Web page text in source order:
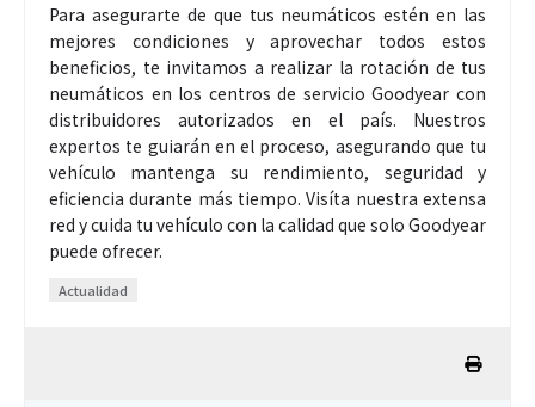
Para asegurarte de que tus neumáticos estén en las
mejores condiciones y aprovechar todos estos
beneficios, te invitamos a realizar la rotación de tus
neumáticos en los centros de servicio Goodyear con
distribuidores autorizados en el país. Nuestros
expertos te guiarán en el proceso, asegurando que tu
vehículo mantenga su rendimiento, seguridad y
eficiencia durante más tiempo. Visíta nuestra extensa
red y cuida tu vehículo con la calidad que solo Goodyear
puede ofrecer.
Actualidad